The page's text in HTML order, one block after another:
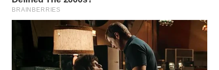
WAHANA
ADVOKAT
WAHANA
INFRASTRUKTUR